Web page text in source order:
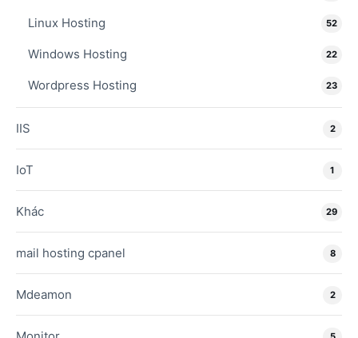
Linux Hosting 52
Windows Hosting 22
Wordpress Hosting 23
IIS 2
IoT 1
Khác 29
mail hosting cpanel 8
Mdeamon 2